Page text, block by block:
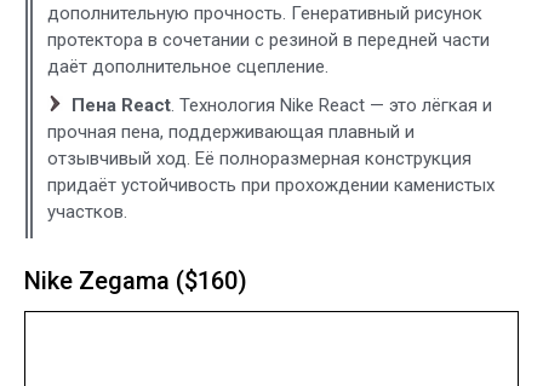
дополнительную прочность. Генеративный рисунок
протектора в сочетании с резиной в передней части
даёт дополнительное сцепление.
Пена React. Технология Nike React — это лёгкая и
прочная пена, поддерживающая плавный и
отзывчивый ход. Её полноразмерная конструкция
придаёт устойчивость при прохождении каменистых
участков.
Nike Zegama ($160)